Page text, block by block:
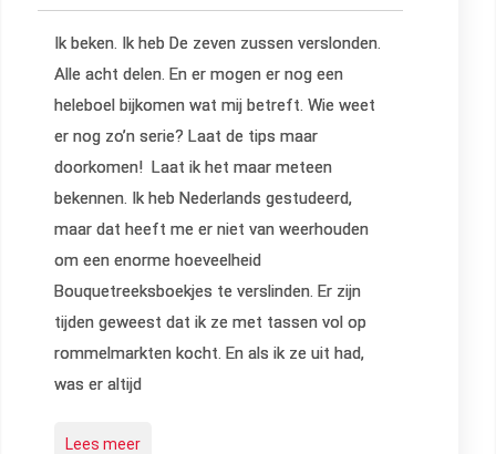
Ik beken. Ik heb De zeven zussen verslonden.
Alle acht delen. En er mogen er nog een
heleboel bijkomen wat mij betreft. Wie weet
er nog zo’n serie? Laat de tips maar
doorkomen! Laat ik het maar meteen
bekennen. Ik heb Nederlands gestudeerd,
maar dat heeft me er niet van weerhouden
om een enorme hoeveelheid
Bouquetreeksboekjes te verslinden. Er zijn
tijden geweest dat ik ze met tassen vol op
rommelmarkten kocht. En als ik ze uit had,
was er altijd
Lees meer